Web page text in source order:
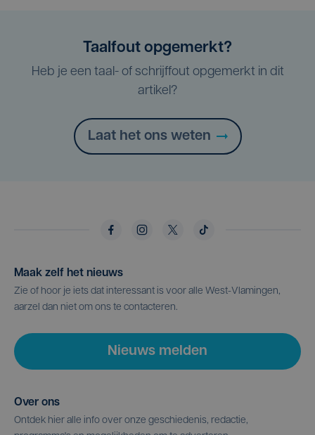
Taalfout opgemerkt?
Heb je een taal- of schrijffout opgemerkt in dit
artikel?
Laat het ons weten
Maak zelf het nieuws
Zie of hoor je iets dat interessant is voor alle West-Vlamingen,
aarzel dan niet om ons te contacteren.
Nieuws melden
Over ons
Ontdek hier alle info over onze geschiedenis, redactie,